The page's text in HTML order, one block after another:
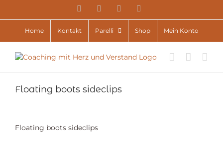
YouTubeFacebookInstagram
Home Kontakt Parelli Shop Mein Konto
Floating boots sideclips
Floating boots sideclips